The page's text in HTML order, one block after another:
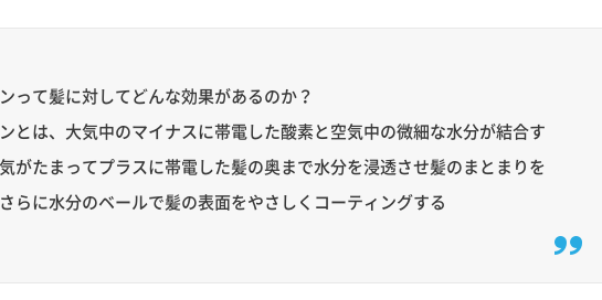
って髪に対してどんな効果があるのか？
とは、大気中のマイナスに帯電した酸素と空気中の微細な水分が結合す
がたまってプラスに帯電した髪の奥まで水分を浸透させ髪のまとまりを
らに水分のベールで髪の表面をやさしくコーティングする